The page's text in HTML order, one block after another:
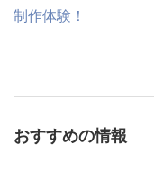
おすすめの情報